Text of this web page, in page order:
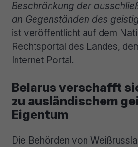
Beschränkung der
an Gegenständen des
ist veröffentlicht auf dem
Rechtsportal des Landes,
Internet Portal.
Belarus verschafft
zu ausländischem
Eigentum
Die Behörden von